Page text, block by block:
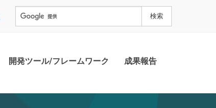
開発ツール/フレームワーク 成果報告